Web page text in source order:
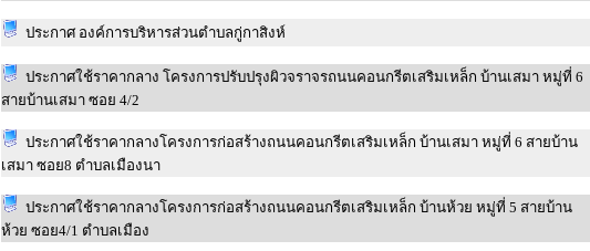
ประกาศ องค์การบริหารส่วนตำบลกู่กาสิงห์
ประกาศใช้ราคากลาง โครงการปรับปรุงผิวจราจรถนนคอนกรีตเสริมเหล็ก บ้านเสมา หมู่ที่ 6
สายบ้านเสมา ซอย 4/2
ประกาศใช้ราคากลางโครงการก่อสร้างถนนคอนกรีตเสริมเหล็ก บ้านเสมา หมู่ที่ 6 สายบ้าน
เสมา ซอย8 ตำบลเมืองนา
ประกาศใช้ราคากลางโครงการก่อสร้างถนนคอนกรีตเสริมเหล็ก บ้านห้วย หมู่ที่ 5 สายบ้าน
ห้วย ซอย4/1 ตำบลเมือง